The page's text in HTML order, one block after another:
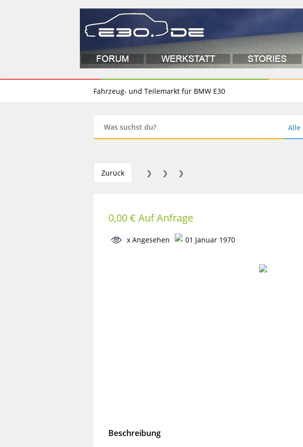
Fahrzeug- und Teilemarkt für BMW E30
Alle
Zurück ❯ ❯ ❯
0,00 € Auf Anfrage
x Angesehen 01 Januar 1970
Beschreibung